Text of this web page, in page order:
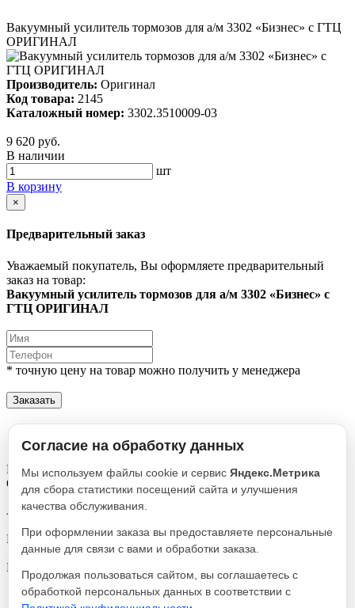
Вакуумный усилитель тормозов для а/м 3302 «Бизнес» с ГТЦ
ОРИГИНАЛ
Производитель: Оригинал
Код товара: 2145
Каталожный номер: 3302.3510009-03
9 620 руб.
В наличии
шт
В корзину
×
Предварительный заказ
Уважаемый покупатель, Вы оформляете предварительный
заказ на товар:
Вакуумный усилитель тормозов для а/м 3302 «Бизнес» с
ГТЦ ОРИГИНАЛ
* точную цену на товар можно получить у менеджера
Заказать
Описание
Характеристики
Вакуумный усилитель тормозов для а/м 3302 «Бизнес» с ГТЦ
ОРИГИНАЛ
Артикул
Реквизиты
Вакуум, ГТЦ / Товар / 2145
Производитель
Оригинал
Согласие на обработку данных
Мы используем файлы cookie и сервис Яндекс.Метрика
для сбора статистики посещений сайта и улучшения
качества обслуживания.
При оформлении заказа вы предоставляете персональные
данные для связи с вами и обработки заказа.
Продолжая пользоваться сайтом, вы соглашаетесь с
обработкой персональных данных в соответствии с